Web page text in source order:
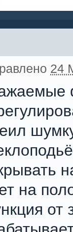
24
на
от